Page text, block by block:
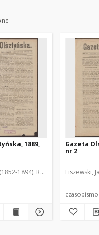
1889,
1894). Red.
Gazeta
nr 2
Liszewski,
czasopismo